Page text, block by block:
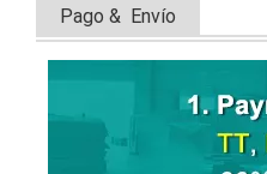
Pago & Envío